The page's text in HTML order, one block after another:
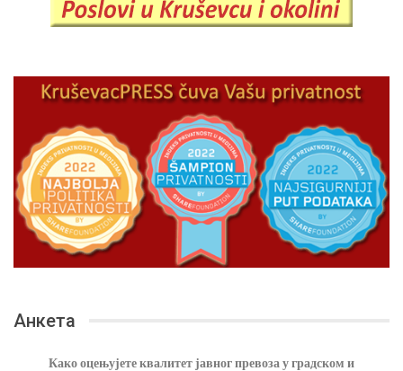
Анкета
Како оцењујете квалитет јавног превоза у градском и